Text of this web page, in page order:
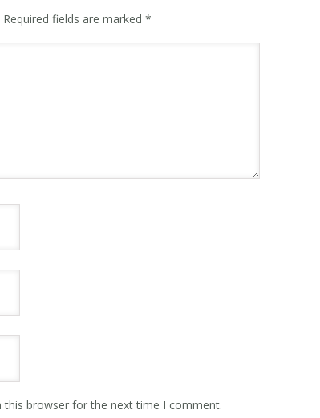
Required fields are marked*
this browser for the next time I comment.